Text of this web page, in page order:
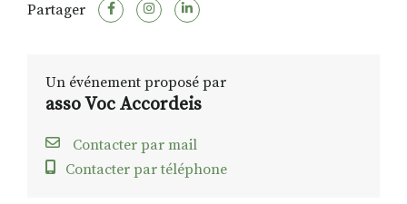
Partager
Un événement proposé par
asso Voc Accordeis
Contacter par mail
Contacter par téléphone